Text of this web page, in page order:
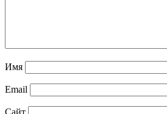
Имя
Email
Сайт